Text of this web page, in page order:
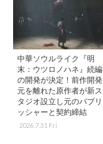
中華ソウルライク『明
末：ウツロノハネ』続編
の開発が決定！前作開発
元を離れた原作者が新ス
タジオ設立し元のパブリ
ッシャーと契約締結
2026.7.31 Fri